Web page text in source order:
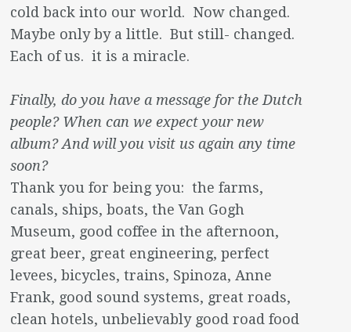
cold back into our world. Now changed.
Maybe only by a little. But still- changed.
Each of us. it is a miracle.
Finally, do you have a message for the Dutch
people? When can we expect your new
album? And will you visit us again any time
soon?
Thank you for being you: the farms,
canals, ships, boats, the Van Gogh
Museum, good coffee in the afternoon,
great beer, great engineering, perfect
levees, bicycles, trains, Spinoza, Anne
Frank, good sound systems, great roads,
clean hotels, unbelievably good road food